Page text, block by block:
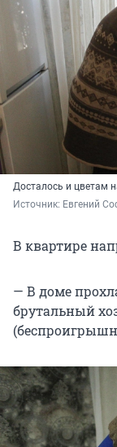
Досталось и цветам
Источник: Евгений
В квартире
— В доме
брутальный